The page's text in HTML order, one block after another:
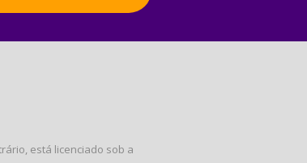
está licenciado sob a